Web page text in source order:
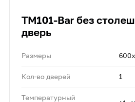
TM101-Bar без
дверь
Размеры
Кол-во дверей 1
Температурный